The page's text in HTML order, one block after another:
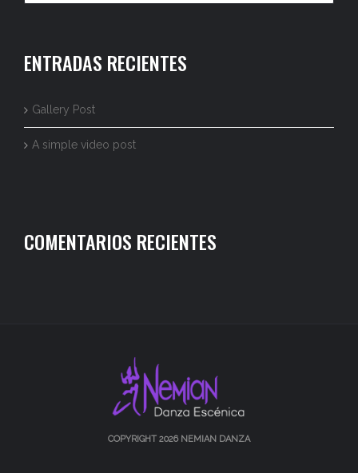
ENTRADAS RECIENTES
Gallery Post
A simple video post
COMENTARIOS RECIENTES
COPYRIGHT 2026 NEMIAN DANZA